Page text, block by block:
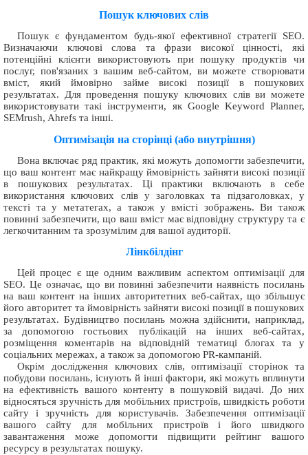
Пошук ключових слів
Пошук є фундаментом будь-якої ефективної стратегії SEO.
Визначаючи ключові слова та фрази високої цінності, які
потенційні клієнти використовують при пошуку продуктів чи
послуг, пов'язаних з вашим веб-сайтом, ви можете створювати
вміст, який ймовірно займе високі позиції в пошукових
результатах. Для проведення пошуку ключових слів ви можете
використовувати такі інструменти, як Google Keyword Planner,
SEMrush, Ahrefs та інші.
Оптимізація на сторінці (або внутрішня)
Вона включає ряд практик, які можуть допомогти забезпечити,
що ваш контент має найкращу ймовірність зайняти високі позиції
в пошукових результатах. Ці практики включають в себе
використання ключових слів у заголовках та підзаголовках, у
тексті та у метатегах, а також у вмісті зображень. Ви також
повинні забезпечити, що ваш вміст має відповідну структуру та є
легкочитанним та зрозумілим для вашої аудиторії.
Лінкбілдінг
Цей процес є ще одним важливим аспектом оптимізації для
SEO. Це означає, що ви повинні забезпечити наявність посилань
на ваш контент на інших авторитетних веб-сайтах, що збільшує
його авторитет та ймовірність зайняти високі позиції в пошукових
результатах. Будівництво посилань можна здійснити, наприклад,
за допомогою гостьових публікацій на інших веб-сайтах,
розміщення коментарів на відповідній тематиці блогах та у
соціальних мережах, а також за допомогою PR-кампаній.
Окрім дослідження ключових слів, оптимізації сторінок та
побудови посилань, існують й інші фактори, які можуть вплинути
на ефективність вашого контенту в пошуковій видачі. До них
відносяться зручність для мобільних пристроїв, швидкість роботи
сайту і зручність для користувачів. Забезпечення оптимізації
вашого сайту для мобільних пристроїв і його швидкого
завантаження може допомогти підвищити рейтинг вашого
ресурсу в результатах пошуку.